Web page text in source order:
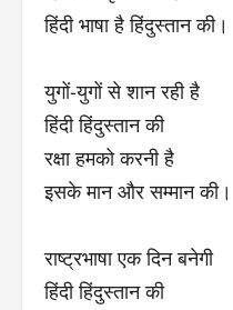
हिंदी भाषा है हिंदुस्तान की।
युगों-युगों से शान रही है
हिंदी हिंदुस्तान की
रक्षा हमको करनी है
इसके मान और सम्मान की।
राष्ट्रभाषा एक दिन बनेगी
हिंदी हिंदुस्तान की